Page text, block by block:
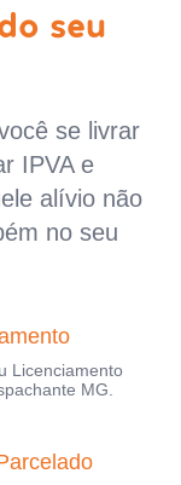
seu
se livrar
IPVA e
alívio não
no seu
Licenciamento
MG.